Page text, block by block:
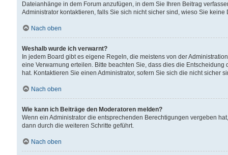
Dateianhänge in dem Forum anzufügen, in dem Sie Ihren Beitrag
Administrator kontaktieren, falls Sie sich nicht sicher sind, wieso Sie
Nach oben
Weshalb wurde ich verwarnt?
In jedem Board gibt es eigene Regeln, die meistens von der
eine Verwarnung erteilen. Bitte beachten Sie, dass dies die
hat. Kontaktieren Sie einen Administrator, sofern Sie sich die nicht sicher
Nach oben
Wie kann ich Beiträge den Moderatoren melden?
Wenn ein Administrator die entsprechenden Berechtigungen vergeben
dann durch die weiteren Schritte geführt.
Nach oben